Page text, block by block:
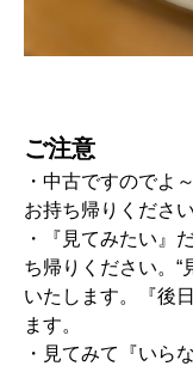
ご注意
・中古ですのでよ
お持ち帰りください
・『見てみたい』
ち帰りください。“
いたします。『後
ます。
・見てみて『いら